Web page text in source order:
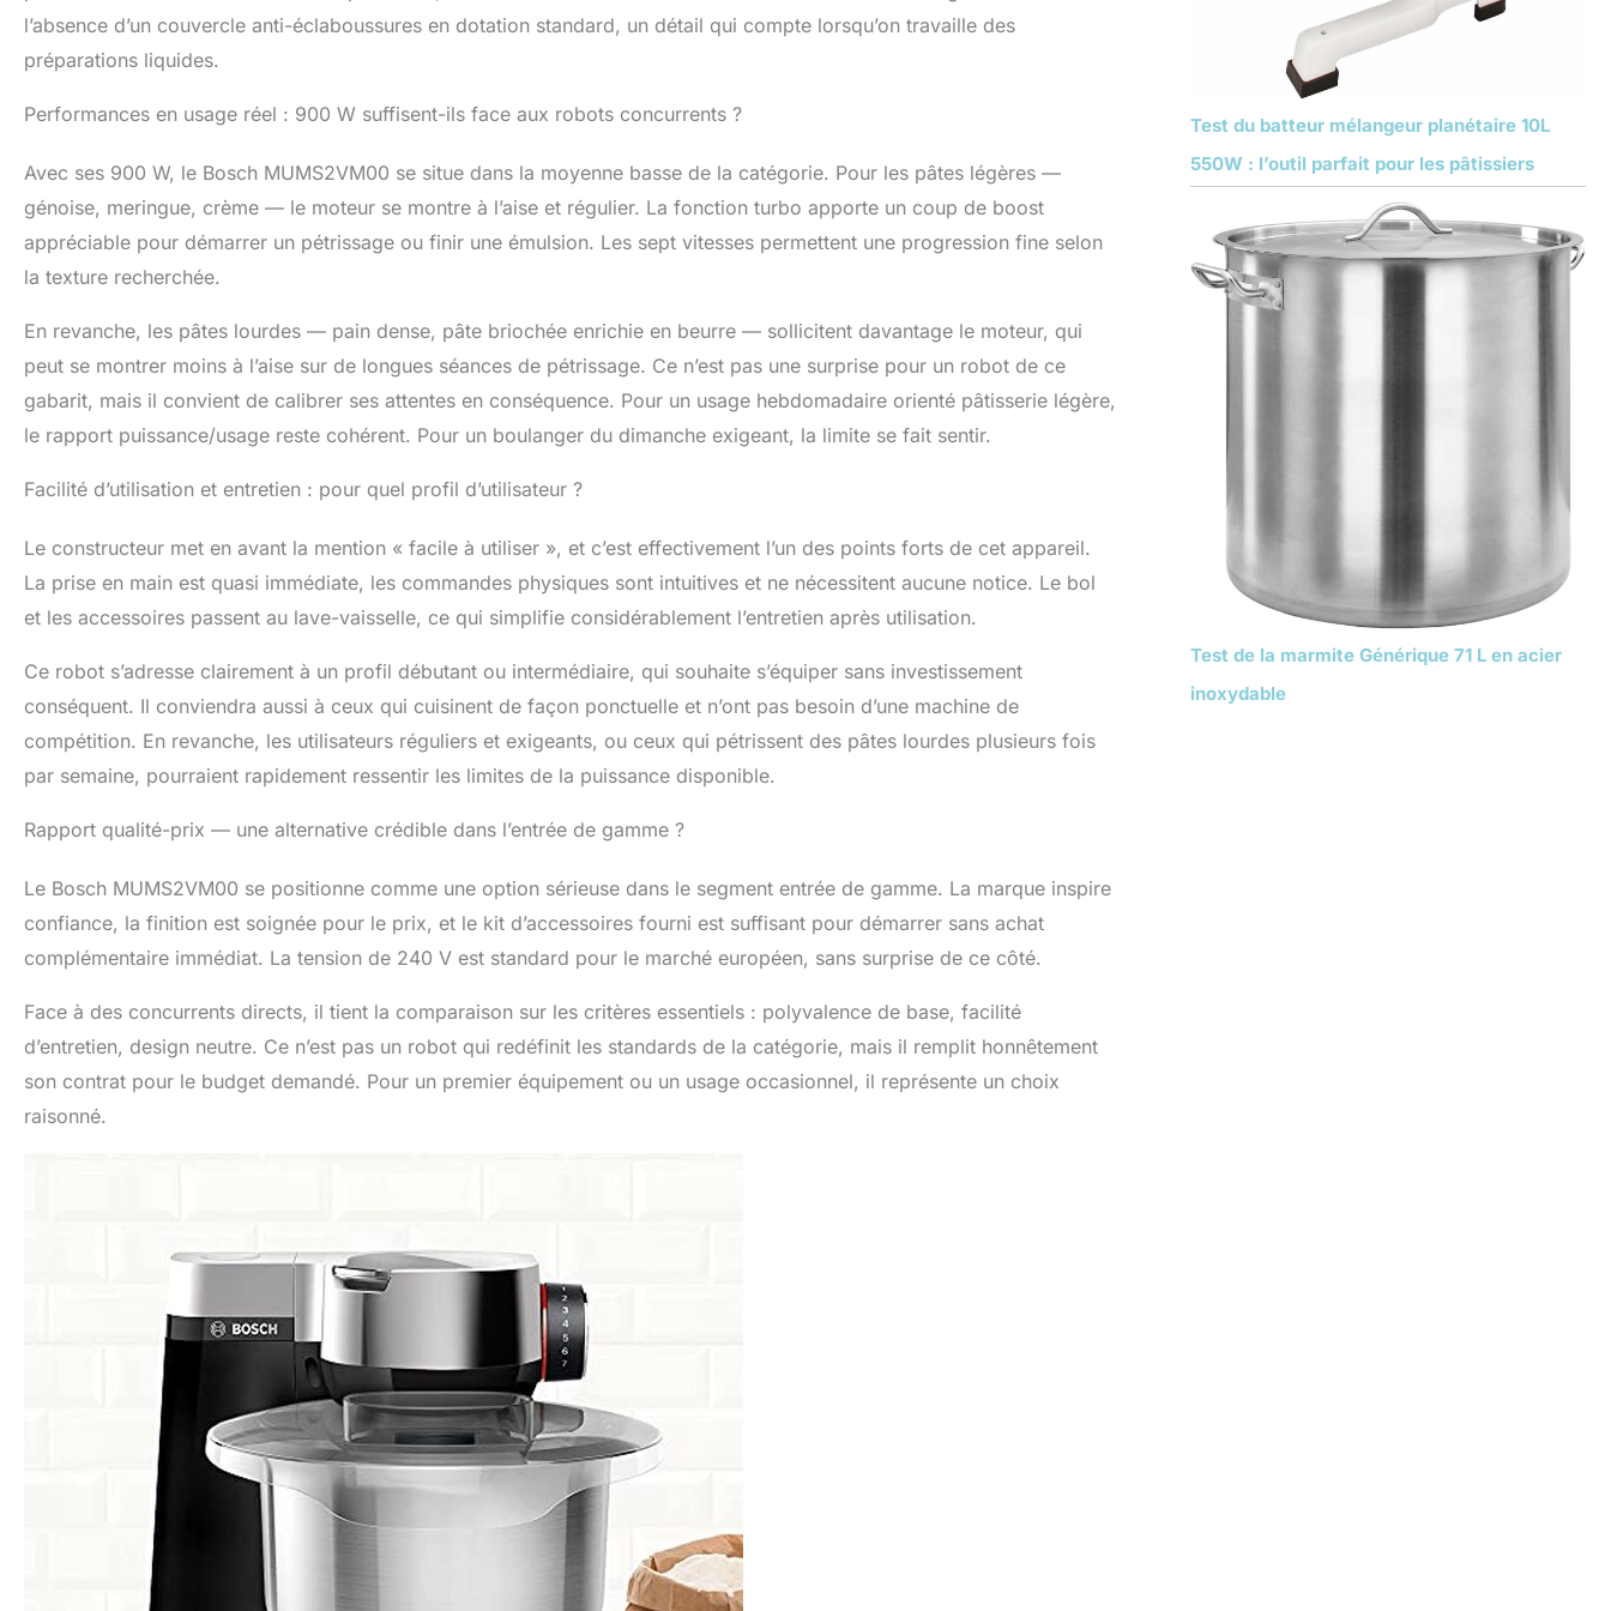
l’absence d’un couvercle anti-éclaboussures en dotation standard, un détail qui compte lorsqu’on travaille des
préparations liquides.
Performances en usage réel : 900 W suffisent-ils face aux robots concurrents ?
Avec ses 900 W, le Bosch MUMS2VM00 se situe dans la moyenne basse de la catégorie. Pour les pâtes légères —
génoise, meringue, crème — le moteur se montre à l’aise et régulier. La fonction turbo apporte un coup de boost
appréciable pour démarrer un pétrissage ou finir une émulsion. Les sept vitesses permettent une progression fine selon
la texture recherchée.
En revanche, les pâtes lourdes — pain dense, pâte briochée enrichie en beurre — sollicitent davantage le moteur, qui
peut se montrer moins à l’aise sur de longues séances de pétrissage. Ce n’est pas une surprise pour un robot de ce
gabarit, mais il convient de calibrer ses attentes en conséquence. Pour un usage hebdomadaire orienté pâtisserie légère,
le rapport puissance/usage reste cohérent. Pour un boulanger du dimanche exigeant, la limite se fait sentir.
Facilité d’utilisation et entretien : pour quel profil d’utilisateur ?
Le constructeur met en avant la mention « facile à utiliser », et c’est effectivement l’un des points forts de cet appareil.
La prise en main est quasi immédiate, les commandes physiques sont intuitives et ne nécessitent aucune notice. Le bol
et les accessoires passent au lave-vaisselle, ce qui simplifie considérablement l’entretien après utilisation.
Ce robot s’adresse clairement à un profil débutant ou intermédiaire, qui souhaite s’équiper sans investissement
conséquent. Il conviendra aussi à ceux qui cuisinent de façon ponctuelle et n’ont pas besoin d’une machine de
compétition. En revanche, les utilisateurs réguliers et exigeants, ou ceux qui pétrissent des pâtes lourdes plusieurs fois
par semaine, pourraient rapidement ressentir les limites de la puissance disponible.
Rapport qualité-prix — une alternative crédible dans l’entrée de gamme ?
Le Bosch MUMS2VM00 se positionne comme une option sérieuse dans le segment entrée de gamme. La marque inspire
confiance, la finition est soignée pour le prix, et le kit d’accessoires fourni est suffisant pour démarrer sans achat
complémentaire immédiat. La tension de 240 V est standard pour le marché européen, sans surprise de ce côté.
Face à des concurrents directs, il tient la comparaison sur les critères essentiels : polyvalence de base, facilité
d’entretien, design neutre. Ce n’est pas un robot qui redéfinit les standards de la catégorie, mais il remplit honnêtement
son contrat pour le budget demandé. Pour un premier équipement ou un usage occasionnel, il représente un choix
raisonné.
Test du batteur mélangeur planétaire 10L
550W : l’outil parfait pour les pâtissiers
Test de la marmite Générique 71 L en acier
inoxydable